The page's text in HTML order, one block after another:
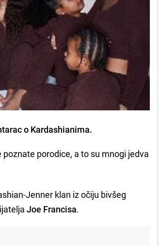
o Kardashianima.
porodice, a to su mnogi jedva
Jenner klan iz očiju bivšeg
Joe Francisa.